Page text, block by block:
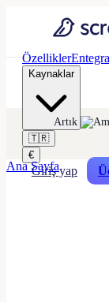
Özellikler
Kaynaklar
🇹🇷
€
Giriş yap
Artık
Ana Sayfa